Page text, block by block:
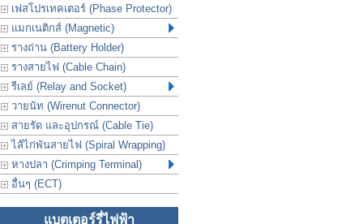
เฟสโปรเทคเตอร์ (Phase Protector)
แมกเนติกส์ (Magnetic)
รางถ่าน (Battery Holder)
รางสายไฟ (Cable Chain)
รีเลย์ (Relay and Socket)
วายนัท (Wirenut Connector)
สายรัด และอุปกรณ์ (Cable Tie)
ไส้ไก่พันสายไฟ (Spiral Wrapping)
หางปลา (Crimping Terminal)
อื่นๆ (ECT)
แบตเตอร์รี่ไฟฟ้า